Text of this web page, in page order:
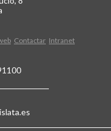
Contactar Intranet